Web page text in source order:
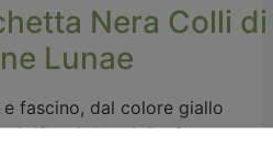
Nera Colli di
Lunae
fascino, dal colore giallo
riflessi dorati. Profumo